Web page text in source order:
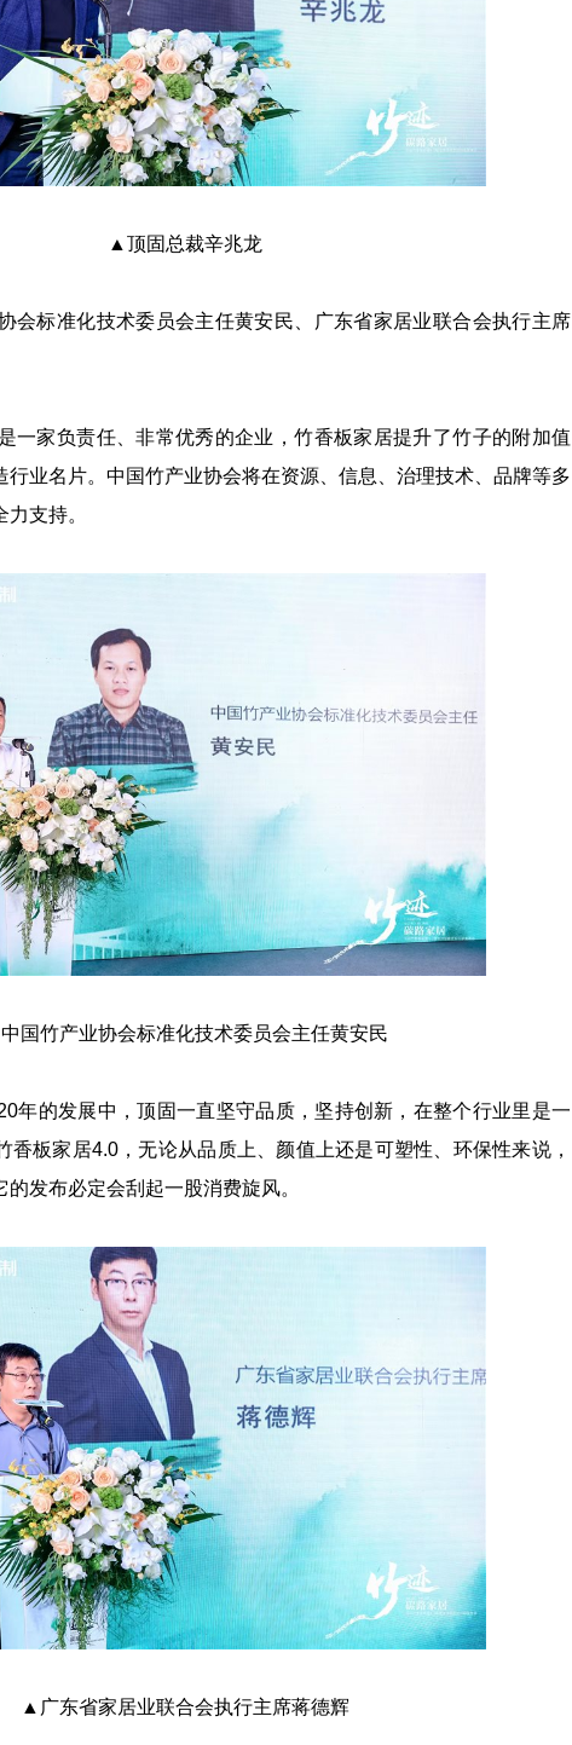
▲顶固总裁辛兆龙
标准化技术委员会主任黄安民、广东省家居业联合会执行主席
家负责任、非常优秀的企业，竹香板家居提升了竹子的附加值
行业名片。中国竹产业协会将在资源、信息、治理技术、品牌等多
支持。
国竹产业协会标准化技术委员会主任黄安民
的发展中，顶固一直坚守品质，坚持创新，在整个行业里是一
香板家居4.0，无论从品质上、颜值上还是可塑性、环保性来说，
发布必定会刮起一股消费旋风。
▲广东省家居业联合会执行主席蒋德辉